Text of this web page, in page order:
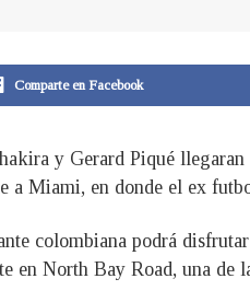
Comparte en Facebook
y Gerard Piqué
a Miami, en donde el ex
colombiana podrá
en North Bay Road, una de